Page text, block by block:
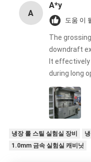
simple to
laboratories
A
A*y
도움 이
The
downdraft
It
during long
improving
냉장 롤 스틸 실험실 장비
1.0mm 금속 실험실 캐비닛